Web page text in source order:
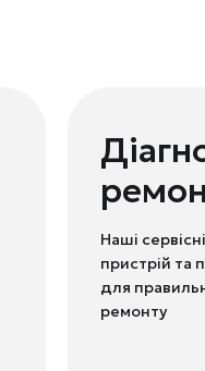
Наші
пристрій та
для
ремонту